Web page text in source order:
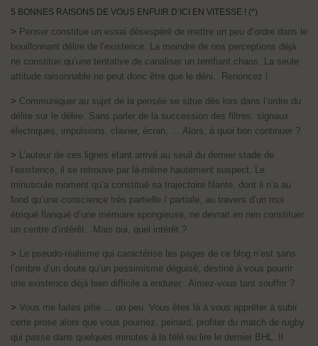
5 BONNES RAISONS DE VOUS ENFUIR D’ICI EN VITESSE ! (*)
> Penser constitue un essai désespéré de mettre un peu d’ordre dans le
bouillonnant délire de l’existence. La moindre de nos perceptions déjà
ne constitue qu’une tentative de canaliser un terrifiant chaos. La seule
attitude raisonnable ne peut donc être que le déni. Renoncez !
> Communiquer au sujet de la pensée se situe dès lors dans l’ordre du
délire sur le délire. Sans parler de la succession des filtres: signaux
électriques, impulsions, clavier, écran, … Alors, à quoi bon continuer ?
> L’auteur de ces lignes étant arrivé au seuil du dernier stade de
l’existence, il se retrouve par là-même hautement suspect. Le
minuscule moment qu’a constitué sa trajectoire filante, dont il n’a au
fond qu’une conscience très partielle / partiale, au travers d’un moi
étriqué flanqué d’une mémoire spongieuse, ne devrait en rien constituer
un centre d’intérêt. Mais oui, quel intérêt ?
> Le pseudo-réalisme qui caractérise les pages de ce blog n’est sans
l’ombre d’un doute qu’un pessimisme déguisé, destiné à vous pourrir
une existence déjà bien difficile à endurer. Aimez-vous tant souffrir ?
> Vous me faites pitié … un peu. Vous êtes là à vous apprêter à subir
cette prose alors que vous pourriez, peinard, profiter du match de rugby
qui passe dans quelques minutes à la télé ou lire le dernier BHL. Il